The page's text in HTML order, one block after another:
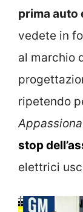
prima auto
vedete in
al marchio
ripetendo
stop
elettrici